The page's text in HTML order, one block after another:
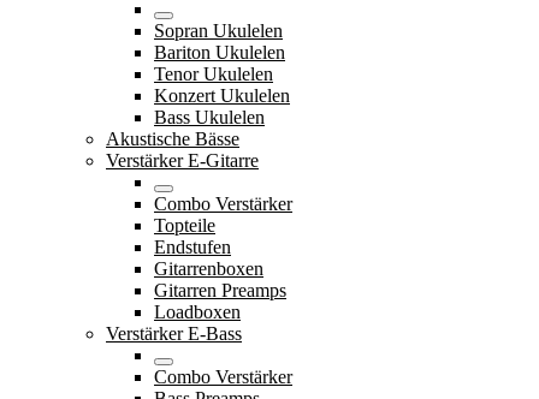
Sopran Ukulelen
Bariton Ukulelen
Tenor Ukulelen
Konzert Ukulelen
Bass Ukulelen
Akustische Bässe
Verstärker E-Gitarre
Combo Verstärker
Topteile
Endstufen
Gitarrenboxen
Gitarren Preamps
Loadboxen
Verstärker E-Bass
Combo Verstärker